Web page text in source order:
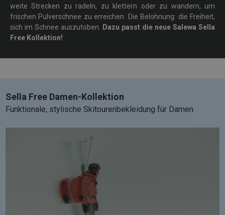
weite Strecken zu radeln, zu klettern oder zu wandern, um
frischen Pulverschnee zu erreichen. Die Belohnung: die Freiheit,
sich im Schnee auszutoben. Dazu passt die neue Salewa Sella
Free Kollektion!
Sella Free Damen-Kollektion
Funktionale, stylische Skitourenbekleidung für Damen